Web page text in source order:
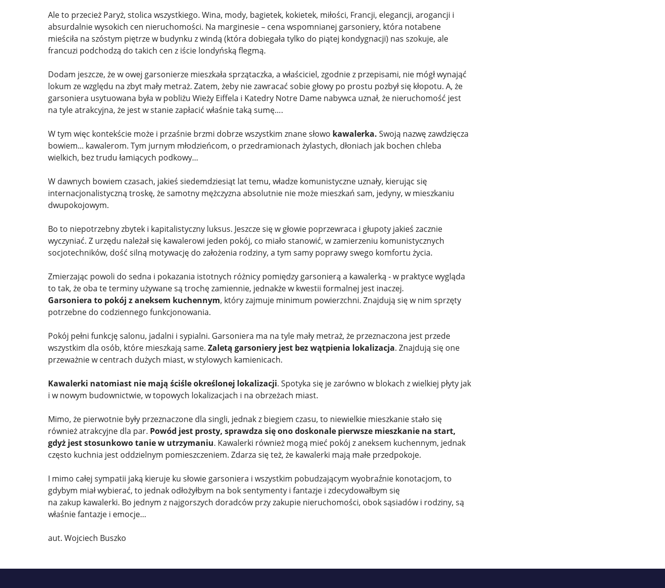
Ale to przecież Paryż, stolica wszystkiego. Wina, mody, bagietek, kokietek, miłości, Francji, elegancji, arogancji i
absurdalnie wysokich cen nieruchomości. Na marginesie – cena wspomnianej garsoniery, która notabene
mieściła na szóstym piętrze w budynku z windą (która dobiegała tylko do piątej kondygnacji) nas szokuje, ale
francuzi podchodzą do takich cen z iście londyńską flegmą.
Dodam jeszcze, że w owej garsonierze mieszkała sprzątaczka, a właściciel, zgodnie z przepisami, nie mógł wynająć
lokum ze względu na zbyt mały metraż. Zatem, żeby nie zawracać sobie głowy po prostu pozbył się kłopotu. A, że
garsoniera usytuowana była w pobliżu Wieży Eiffela i Katedry Notre Dame nabywca uznał, że nieruchomość jest
na tyle atrakcyjna, że jest w stanie zapłacić właśnie taką sumę….
W tym więc kontekście może i przaśnie brzmi dobrze wszystkim znane słowo kawalerka. Swoją nazwę zawdzięcza
bowiem... kawalerom. Tym jurnym młodzieńcom, o przedramionach żylastych, dłoniach jak bochen chleba
wielkich, bez trudu łamiących podkowy…
W dawnych bowiem czasach, jakieś siedemdziesiąt lat temu, władze komunistyczne uznały, kierując się
internacjonalistyczną troskę, że samotny mężczyzna absolutnie nie może mieszkań sam, jedyny, w mieszkaniu
dwupokojowym.
Bo to niepotrzebny zbytek i kapitalistyczny luksus. Jeszcze się w głowie poprzewraca i głupoty jakieś zacznie
wyczyniać. Z urzędu należał się kawalerowi jeden pokój, co miało stanowić, w zamierzeniu komunistycznych
socjotechników, dość silną motywację do założenia rodziny, a tym samy poprawy swego komfortu życia.
Zmierzając powoli do sedna i pokazania istotnych różnicy pomiędzy garsonierą a kawalerką - w praktyce wygląda
to tak, że oba te terminy używane są trochę zamiennie, jednakże w kwestii formalnej jest inaczej.
Garsoniera to pokój z aneksem kuchennym, który zajmuje minimum powierzchni. Znajdują się w nim sprzęty
potrzebne do codziennego funkcjonowania.
Pokój pełni funkcję salonu, jadalni i sypialni. Garsoniera ma na tyle mały metraż, że przeznaczona jest przede
wszystkim dla osób, które mieszkają same. Zaletą garsoniery jest bez wątpienia lokalizacja. Znajdują się one
przeważnie w centrach dużych miast, w stylowych kamienicach.
Kawalerki natomiast nie mają ściśle określonej lokalizacji. Spotyka się je zarówno w blokach z wielkiej płyty jak
i w nowym budownictwie, w topowych lokalizacjach i na obrzeżach miast.
Mimo, że pierwotnie były przeznaczone dla singli, jednak z biegiem czasu, to niewielkie mieszkanie stało się
również atrakcyjne dla par. Powód jest prosty, sprawdza się ono doskonale pierwsze mieszkanie na start,
gdyż jest stosunkowo tanie w utrzymaniu. Kawalerki również mogą mieć pokój z aneksem kuchennym, jednak
często kuchnia jest oddzielnym pomieszczeniem. Zdarza się też, że kawalerki mają małe przedpokoje.
I mimo całej sympatii jaką kieruje ku słowie garsoniera i wszystkim pobudzającym wyobraźnie konotacjom, to
gdybym miał wybierać, to jednak odłożyłbym na bok sentymenty i fantazje i zdecydowałbym się
na zakup kawalerki. Bo jednym z najgorszych doradców przy zakupie nieruchomości, obok sąsiadów i rodziny, są
właśnie fantazje i emocje…
aut. Wojciech Buszko